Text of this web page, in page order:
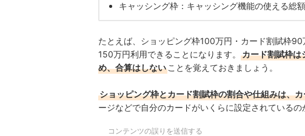
キャッシング枠：キャッシング機能の使える総額
たとえば、ショッピング枠100万円・カード割賦枠
150万円利用できることになります。
カード割賦枠は
め、合算はしない ことを覚えておきましょう。
ショッピング枠とカード割賦枠の割合や仕組みは、
ージなどで自分のカードがいくらに設定されているの
コンテンツの誤りを送信する